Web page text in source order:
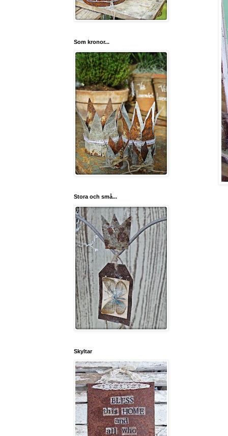
Som kronor...
Stora och små...
Skyltar